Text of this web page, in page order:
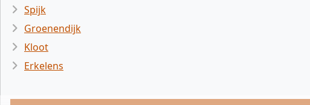
Spijk
Groenendijk
Kloot
Erkelens